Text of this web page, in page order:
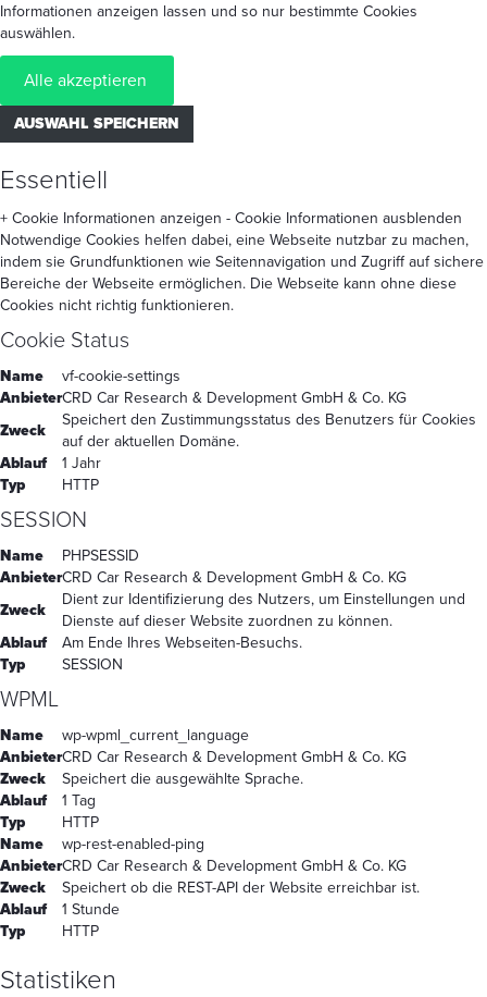
Informationen anzeigen lassen und so nur bestimmte Cookies
auswählen.
Alle akzeptieren
AUSWAHL SPEICHERN
Essentiell
+ Cookie Informationen anzeigen - Cookie Informationen ausblenden
Notwendige Cookies helfen dabei, eine Webseite nutzbar zu machen,
indem sie Grundfunktionen wie Seitennavigation und Zugriff auf sichere
Bereiche der Webseite ermöglichen. Die Webseite kann ohne diese
Cookies nicht richtig funktionieren.
Cookie Status
Name
vf-cookie-settings
AnbieterCRD Car Research & Development GmbH & Co. KG
Zweck
Speichert den Zustimmungsstatus des Benutzers für Cookies
auf der aktuellen Domäne.
Ablauf
1 Jahr
Typ
HTTP
SESSION
Name
PHPSESSID
AnbieterCRD Car Research & Development GmbH & Co. KG
Zweck
Dient zur Identifizierung des Nutzers, um Einstellungen und
Dienste auf dieser Website zuordnen zu können.
Ablauf
Am Ende Ihres Webseiten-Besuchs.
Typ
SESSION
WPML
Name
wp-wpml_current_language
AnbieterCRD Car Research & Development GmbH & Co. KG
Zweck
Speichert die ausgewählte Sprache.
Ablauf
1 Tag
Typ
HTTP
Name
wp-rest-enabled-ping
AnbieterCRD Car Research & Development GmbH & Co. KG
Zweck
Speichert ob die REST-API der Website erreichbar ist.
Ablauf
1 Stunde
Typ
HTTP
Statistiken